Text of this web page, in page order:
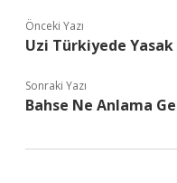
Önceki Yazı
Uzi Türkiyede Yasak
Sonraki Yazı
Bahse Ne Anlama